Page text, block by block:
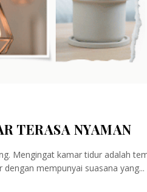
TERASA NYAMAN
Mengingat kamar tidur adalah
mempunyai suasana yang...